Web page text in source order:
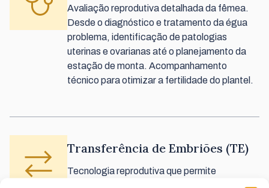
Avaliação reprodutiva detalhada da fêmea.
Desde o diagnóstico e tratamento da égua
problema, identificação de patologias
uterinas e ovarianas até o planejamento da
estação de monta. Acompanhamento
técnico para otimizar a fertilidade do plantel.
Transferência de Embriões (TE)
Tecnologia reprodutiva que permite